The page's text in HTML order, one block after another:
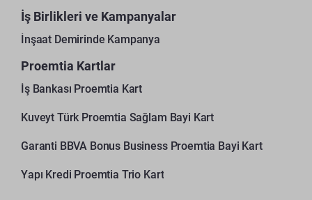
İş Birlikleri ve Kampanyalar
İnşaat Demirinde Kampanya
Proemtia Kartlar
İş Bankası Proemtia Kart
Kuveyt Türk Proemtia Sağlam Bayi Kart
Garanti BBVA Bonus Business Proemtia Bayi Kart
Yapı Kredi Proemtia Trio Kart